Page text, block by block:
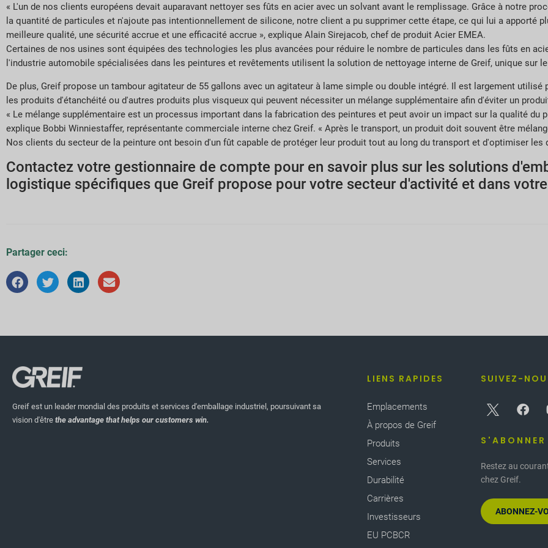
« L'un de nos clients européens devait auparavant nettoyer ses fûts en acier avec un solvant avant le remplissage. Grâce à notre
la quantité de particules et n'ajoute pas intentionnellement de silicone, notre client a pu supprimer cette étape, ce qui lui a apporté
meilleure qualité, une sécurité accrue et une efficacité accrue », explique Alain Sirejacob, chef de produit Acier EMEA.
Certaines de nos usines sont équipées des technologies les plus avancées pour réduire le nombre de particules dans les fûts en
l'industrie automobile spécialisées dans les peintures et revêtements utilisent la solution de nettoyage interne de Greif, unique sur
De plus, Greif propose un tambour agitateur de 55 gallons avec un agitateur à lame simple ou double intégré. Il est largement utilisé
les produits d'étanchéité ou d'autres produits plus visqueux qui peuvent nécessiter un mélange supplémentaire afin d'éviter un
« Le mélange supplémentaire est un processus important dans la fabrication des peintures et peut avoir un impact sur la qualité du
explique Bobbi Winniestaffer, représentante commerciale interne chez Greif. « Après le transport, un produit doit souvent être
Nos clients du secteur de la peinture ont besoin d'un fût capable de protéger leur produit tout au long du transport et d'optimiser les
Contactez votre gestionnaire de compte pour en savoir plus sur les solutions
logistique spécifiques que Greif propose pour votre secteur d'activité et dans
Partager ceci:
Greif est un leader mondial des produits et services d'emballage industriel, poursuivant sa
vision d'être the advantage that helps our customers win.
LIENS RAPIDES
Emplacements
À propos de Greif
Produits
Services
Durabilité
Carrières
Investisseurs
EU PCBCR
SUIVEZ-
S'ABONNER
Restez au
chez Greif.
ABONNEZ-